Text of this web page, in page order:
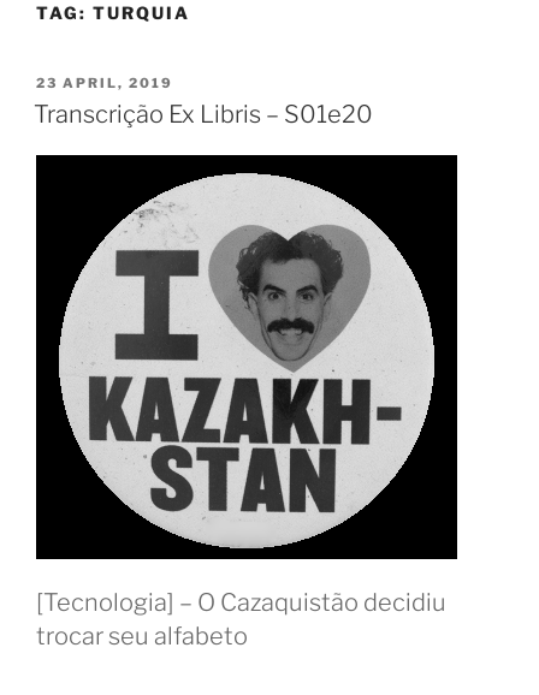
TAG: TURQUIA
POSTED
ON
23 APRIL, 2019
Transcrição Ex Libris – S01e20
[Tecnologia] – O Cazaquistão decidiu
trocar seu alfabeto